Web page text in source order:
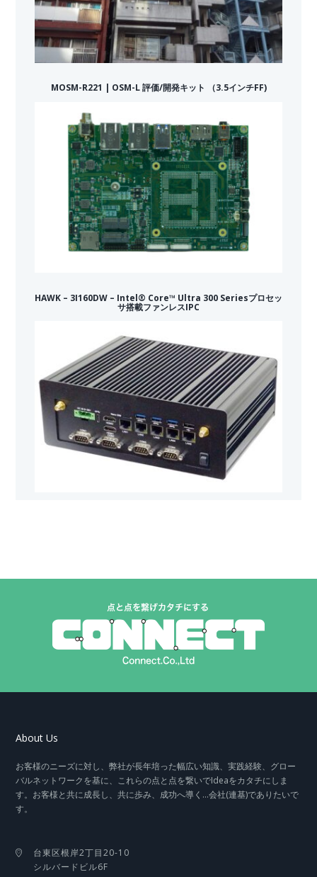
MOSM-R221 | OSM-L 評価/開発キット （3.5インチFF)
HAWK – 3I160DW – Intel® Core™ Ultra 300 Seriesプロセッ
サ搭載ファンレスIPC
About Us
お客様のニーズに対し、弊社が長年培った幅広い知識、実践経験、グロー
バルネットワークを基に、これらの点と点を繋いでIdeaをカタチにしま
す。お客様と共に成長し、共に歩み、成功へ導く…会社(連基)でありたいで
す。
台東区根岸2丁目20-10
シルバードビル6F